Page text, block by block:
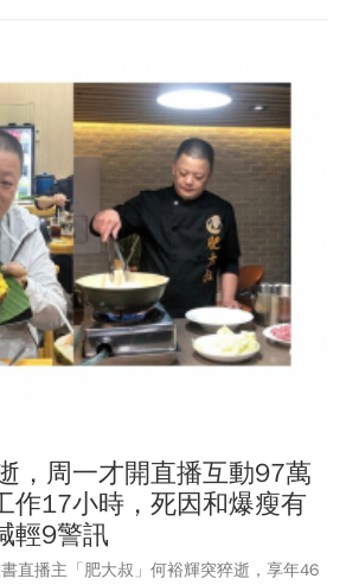
，周一才開直播互動97萬
17小時，死因和爆瘦有
輕9警訊
直播主「肥大叔」何裕輝突猝逝，享年46